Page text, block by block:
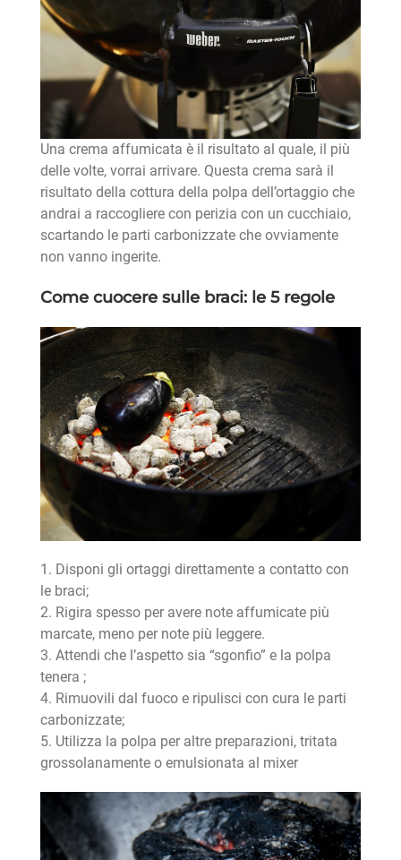
Una crema affumicata è il risultato al quale, il più
delle volte, vorrai arrivare. Questa crema sarà il
risultato della cottura della polpa dell’ortaggio che
andrai a raccogliere con perizia con un cucchiaio,
scartando le parti carbonizzate che ovviamente
non vanno ingerite.
Come cuocere sulle braci: le 5 regole
1. Disponi gli ortaggi direttamente a contatto con
le braci;
2. Rigira spesso per avere note affumicate più
marcate, meno per note più leggere.
3. Attendi che l’aspetto sia “sgonfio” e la polpa
tenera ;
4. Rimuovili dal fuoco e ripulisci con cura le parti
carbonizzate;
5. Utilizza la polpa per altre preparazioni, tritata
grossolanamente o emulsionata al mixer